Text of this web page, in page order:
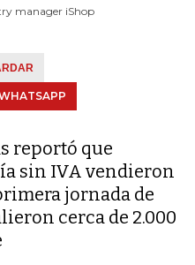
manager iShop
reportó que
sin IVA vendieron
jornada de
cerca de 2.000